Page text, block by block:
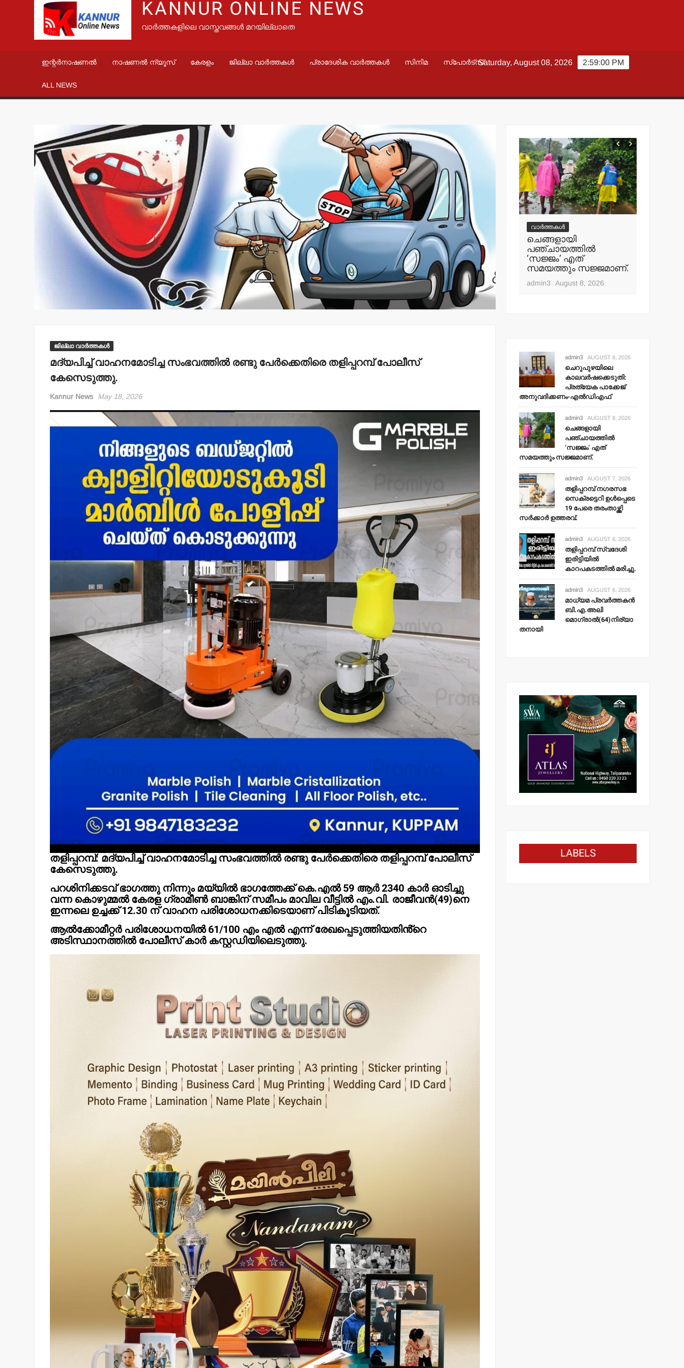
KANNUR ONLINE NEWS
വാർത്തകളിലെ വാസ്തവങ്ങൾ മറയില്ലാതെ
ഇന്റർനാഷണൽ നാഷണൽ ന്യൂസ് കേരളം ജില്ലാ വാർത്തകൾ പ്രാദേശിക വാർത്തകൾ സിനിമ സ്പോർട്സ്
ALL NEWS
2:59:02 PM
Saturday, August 08, 2026
ജില്ലാ വാർത്തകൾ
മദ്യപിച്ച് വാഹനമോടിച്ച സംഭവത്തിൽ രണ്ടു പേർക്കെതിരെ തളിപ്പറമ്പ് പോലീസ്
കേസെടുത്തു.
Kannur News May 18, 2026
തളിപ്പറമ്പ്: മദ്യപിച്ച് വാഹനമോടിച്ച സംഭവത്തിൽ രണ്ടു പേർക്കെതിരെ തളിപ്പറമ്പ് പോലീസ്
കേസെടുത്തു.
പറശിനിക്കടവ് ഭാഗത്തു നിന്നും മയ്യിൽ ഭാഗത്തേക്ക് കെ.എൽ 59 ആർ 2340 കാർ ഓടിച്ചു
വന്ന കൊഴുമ്മൽ കേരള ഗ്രാമീൺ ബാങ്കിന് സമീപം മാവില വീട്ടിൽ എം.വി. രാജീവൻ(49)നെ
ഇന്നലെ ഉച്ചക്ക് 12.30 ന് വാഹന പരിശോധനക്കിടെയാണ് പിടികൂടിയത്.
ആൽക്കോമീറ്റർ പരിശോധനയിൽ 61/100 എം എൽ എന്ന് രേഖപ്പെടുത്തിയതിൻ്റെ
അടിസ്ഥാനത്തിൽ പോലീസ് കാർ കസ്റ്റഡിയിലെടുത്തു.
വാർത്തകൾ
മാധ്യമ പ്രവര്‍ത്തകന്‍
ബി.എ.അലി
മൊഗ്രാല്‍(64)നിര്യാതനായി
admin3 August 6, 2026
വാർത്തകൾ
ചെറുപുഴയിലെ
കാലവര്‍ഷക്കെടുതി:
പ്രത്യേക പാക്കേജ്
അനുവദിക്കണം-
എല്‍ഡിഎഫ്
admin3 August 8, 2026
വാർത്തകൾ
ചെങ്ങളായി
പഞ്ചായത്തില്‍
‘സജ്ജം’ എത്
സമയത്തും സജ്ജമാണ്.
admin3 August 8, 2026
admin3 AUGUST 8, 2026
ചെറുപുഴയിലെ
കാലവര്‍ഷക്കെടുതി:
പ്രത്യേക പാക്കേജ്
അനുവദിക്കണം-എല്‍ഡിഎഫ്
admin3 AUGUST 8, 2026
ചെങ്ങളായി
പഞ്ചായത്തില്‍
‘സജ്ജം’ എത്
സമയത്തും സജ്ജമാണ്.
admin3 AUGUST 7, 2026
തളിപ്പറമ്പ് നഗരസഭ
സെക്രട്ടെറി ഉള്‍പ്പെടെ
19 പേരെ തരംതാഴ്ത്തി
സര്‍ക്കാര്‍ ഉത്തരവ്.
admin3 AUGUST 6, 2026
തളിപ്പറമ്പ് സ്വദേശി
ഇരിട്ടിയില്‍
കാറപകടത്തില്‍ മരിച്ചു.
admin3 AUGUST 6, 2026
മാധ്യമ പ്രവര്‍ത്തകന്‍
ബി.എ.അലി
മൊഗ്രാല്‍(64)നിര്യാ
തനായി
LABELS